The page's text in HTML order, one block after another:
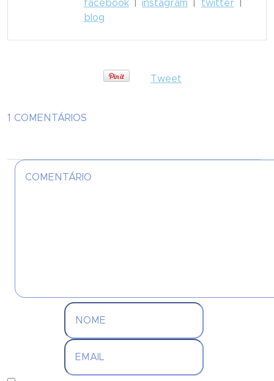
facebook|instagram twitter|
blog
Tweet
1 COMENTÁRIOS